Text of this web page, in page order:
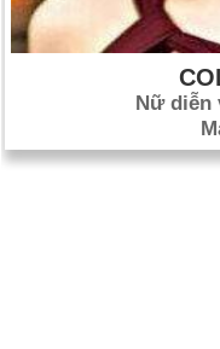
Nữ diễn